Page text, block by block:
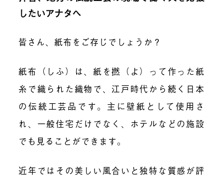
したいアナタへ
皆さん、紙布をご存じでしょうか？
紙布（しふ）は、 紙を撚 （よ）
って作った紙
糸で織られた織物で、江戸時代から続く日本
の伝統工芸品です。主に壁紙として使用さ
れ、一般住宅だけでなく、ホテルなどの施設
でも見ることができます。
近年ではその美しい風合いと独特な質感が評